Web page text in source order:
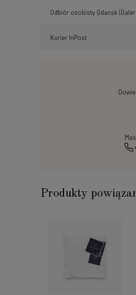
Odbiór osobisty Gdańsk
Kurier InPost
Produkty